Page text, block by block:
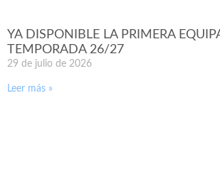
YA DISPONIBLE LA PRIMERA
TEMPORADA 26/27
29 de julio de 2026
Leer más »